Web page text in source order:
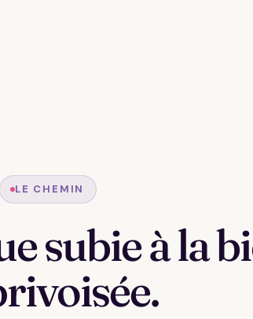
LE CHEMIN
subie à la